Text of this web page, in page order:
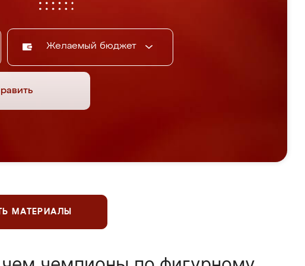
Желаемый бюджет
МАТЕРИАЛЫ